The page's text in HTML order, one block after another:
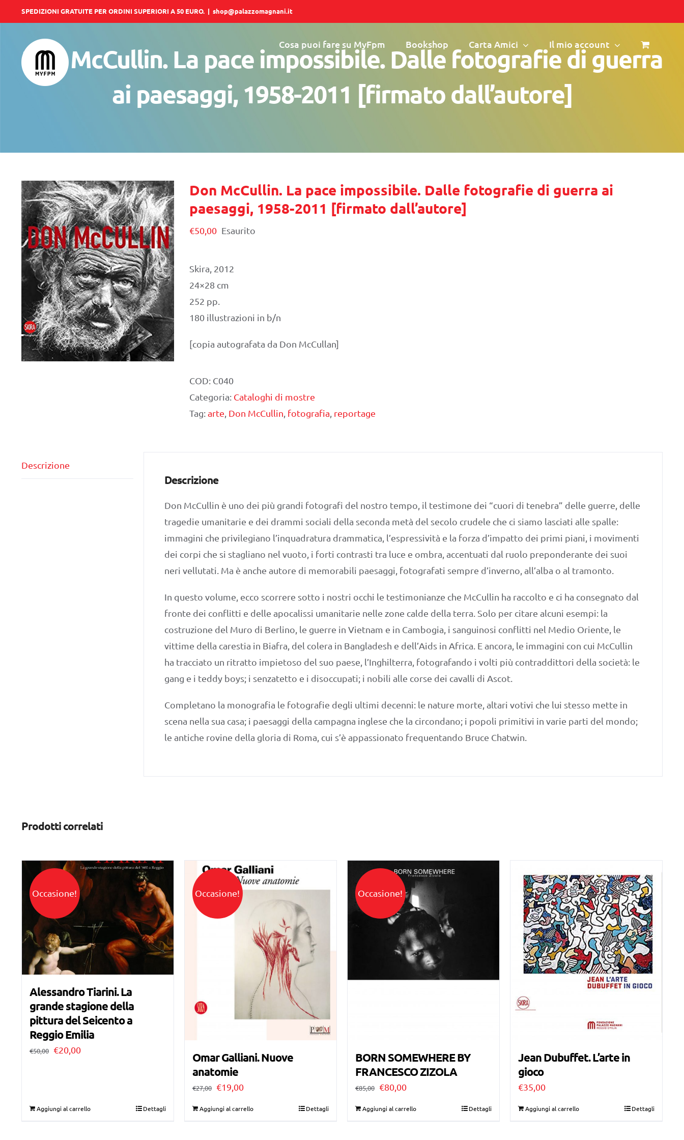
al
contenuto
SPEDIZIONI GRATUITE PER ORDINI SUPERIORI A 50 EURO. | shop@palazzomagnani.it
Cosa puoi fare su MyFpm Bookshop Carta Amici Il mio account
Don McCullin. La pace impossibile. Dalle fotografie di guerra
ai paesaggi, 1958-2011 [firmato dall’autore]
Don McCullin. La pace impossibile. Dalle fotografie di guerra ai
paesaggi, 1958-2011 [firmato dall’autore]
€50,00 Esaurito
Skira, 2012
24×28 cm
252 pp.
180 illustrazioni in b/n
[copia autografata da Don McCullan]
COD: C040
Categoria: Cataloghi di mostre
Tag:arte Don McCullin fotografia reportage
Descrizione
Descrizione
Don McCullin è uno dei più grandi fotografi del nostro tempo, il testimone dei “cuori di tenebra” delle guerre, delle
tragedie umanitarie e dei drammi sociali della seconda metà del secolo crudele che ci siamo lasciati alle spalle:
immagini che privilegiano l’inquadratura drammatica, l’espressività e la forza d’impatto dei primi piani, i movimenti
dei corpi che si stagliano nel vuoto, i forti contrasti tra luce e ombra, accentuati dal ruolo preponderante dei suoi
neri vellutati. Ma è anche autore di memorabili paesaggi, fotografati sempre d’inverno, all’alba o al tramonto.
In questo volume, ecco scorrere sotto i nostri occhi le testimonianze che McCullin ha raccolto e ci ha consegnato dal
fronte dei conflitti e delle apocalissi umanitarie nelle zone calde della terra. Solo per citare alcuni esempi: la
costruzione del Muro di Berlino, le guerre in Vietnam e in Cambogia, i sanguinosi conflitti nel Medio Oriente, le
vittime della carestia in Biafra, del colera in Bangladesh e dell’Aids in Africa. E ancora, le immagini con cui McCullin
ha tracciato un ritratto impietoso del suo paese, l’Inghilterra, fotografando i volti più contraddittori della società: le
gang e i teddy boys; i senzatetto e i disoccupati; i nobili alle corse dei cavalli di Ascot.
Completano la monografia le fotografie degli ultimi decenni: le nature morte, altari votivi che lui stesso mette in
scena nella sua casa; i paesaggi della campagna inglese che la circondano; i popoli primitivi in varie parti del mondo;
le antiche rovine della gloria di Roma, cui s’è appassionato frequentando Bruce Chatwin.
Prodotti correlati
Occasione!
Alessandro Tiarini. La
grande stagione della
pittura del Seicento a
Reggio Emilia
€50,00 Il
€50,00.
€20,00Il
€20,00.
Aggiungi al carrello Dettagli
Occasione!
Omar Galliani. Nuove
anatomie
€27,00 Il
€19,00Il
Aggiungi al carrello Dettagli
Occasione!
BORN SOMEWHERE BY
FRANCESCO ZIZOLA
€85,00 Il
€80,00Il
Aggiungi al carrello Dettagli
Jean Dubuffet. L’arte in
gioco
€35,00
Aggiungi al carrello Dettagli